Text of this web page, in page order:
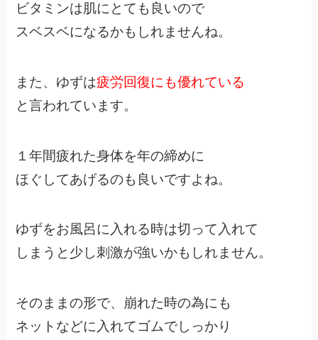
ビタミンは肌にとても良いので
スベスベになるかもしれませんね。
また、ゆずは疲労回復にも優れている
と言われています。
１年間疲れた身体を年の締めに
ほぐしてあげるのも良いですよね。
ゆずをお風呂に入れる時は切って入れて
しまうと少し刺激が強いかもしれません。
そのままの形で、崩れた時の為にも
ネットなどに入れてゴムでしっかり